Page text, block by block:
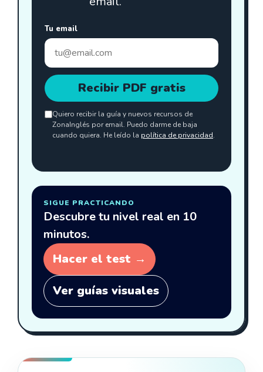
Tu email
Quiero recibir la guía y nuevos recursos de
ZonaInglés por email. Puedo darme de baja
cuando quiera. He leído la política de privacidad.
Recibir PDF gratis
SIGUE PRACTICANDO
Descubre tu nivel real en 10
minutos.
Hacer el test →
Ver guías visuales